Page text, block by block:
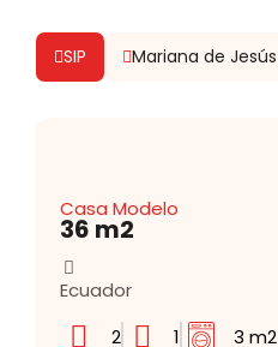
SIP Mariana de Jesús
Casa Modelo
36 m2
Ecuador
2
1 3 m2